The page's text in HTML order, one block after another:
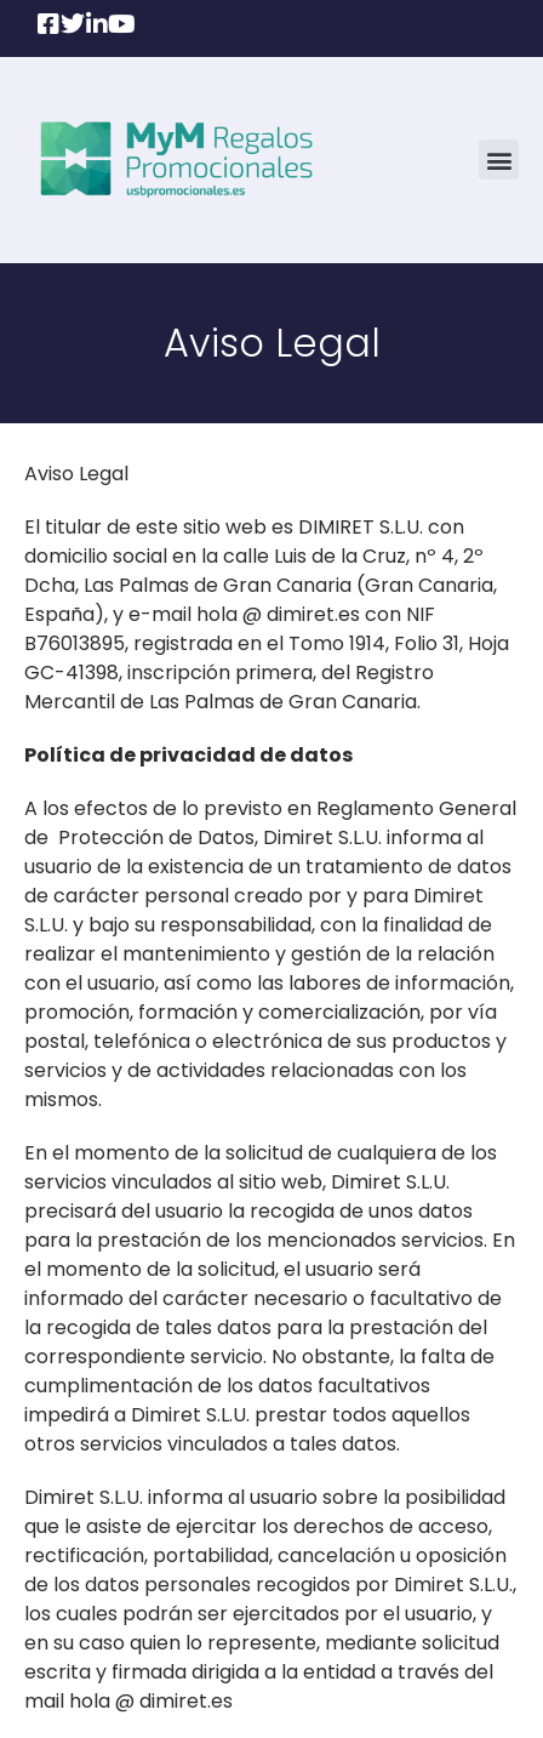
Aviso Legal
Aviso Legal
El titular de este sitio web es DIMIRET S.L.U. con
domicilio social en la calle Luis de la Cruz, nº 4, 2º
Dcha, Las Palmas de Gran Canaria (Gran Canaria,
España), y e-mail hola @ dimiret.es con NIF
B76013895, registrada en el Tomo 1914, Folio 31, Hoja
GC-41398, inscripción primera, del Registro
Mercantil de Las Palmas de Gran Canaria.
Política de privacidad de datos
A los efectos de lo previsto en Reglamento General
de Protección de Datos, Dimiret S.L.U. informa al
usuario de la existencia de un tratamiento de datos
de carácter personal creado por y para Dimiret
S.L.U. y bajo su responsabilidad, con la finalidad de
realizar el mantenimiento y gestión de la relación
con el usuario, así como las labores de información,
promoción, formación y comercialización, por vía
postal, telefónica o electrónica de sus productos y
servicios y de actividades relacionadas con los
mismos.
En el momento de la solicitud de cualquiera de los
servicios vinculados al sitio web, Dimiret S.L.U.
precisará del usuario la recogida de unos datos
para la prestación de los mencionados servicios. En
el momento de la solicitud, el usuario será
informado del carácter necesario o facultativo de
la recogida de tales datos para la prestación del
correspondiente servicio. No obstante, la falta de
cumplimentación de los datos facultativos
impedirá a Dimiret S.L.U. prestar todos aquellos
otros servicios vinculados a tales datos.
Dimiret S.L.U. informa al usuario sobre la posibilidad
que le asiste de ejercitar los derechos de acceso,
rectificación, portabilidad, cancelación u oposición
de los datos personales recogidos por Dimiret S.L.U.,
los cuales podrán ser ejercitados por el usuario, y
en su caso quien lo represente, mediante solicitud
escrita y firmada dirigida a la entidad a través del
mail hola @ dimiret.es